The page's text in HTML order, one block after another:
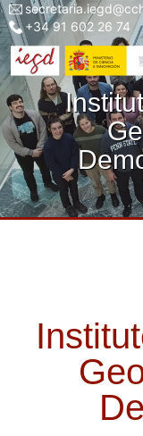
Skip
to
main
content
Menu
top
left
iegd
+34 91 602 26 74